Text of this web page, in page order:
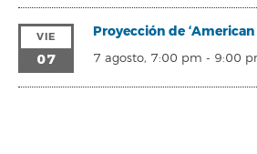
VIE
07
Proyección de ‘American
7 agosto, 7:00 pm - 9:00